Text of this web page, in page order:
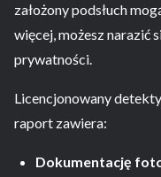
założony podsłuch
więcej, możesz narazić
prywatności.
Licencjonowany
raport zawiera:
Dokumentację